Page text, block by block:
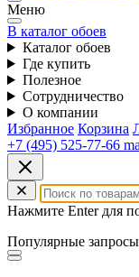
Меню
В каталог обоев
Каталог обоев
Где купить
Полезное
Сотрудничество
О компании
Избранное Корзина
+7 (495) 525-77-66
Нажмите Enter для
Популярные запросы